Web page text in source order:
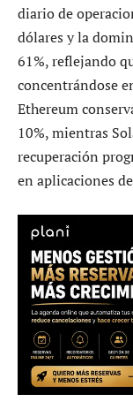
diario de
dólares y la
61%, reflejando
concentrándose
Ethereum
10%, mientras
recuperación
en aplicaciones